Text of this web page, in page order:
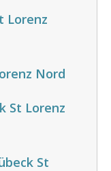
Lorenz
Nord
St Lorenz
St